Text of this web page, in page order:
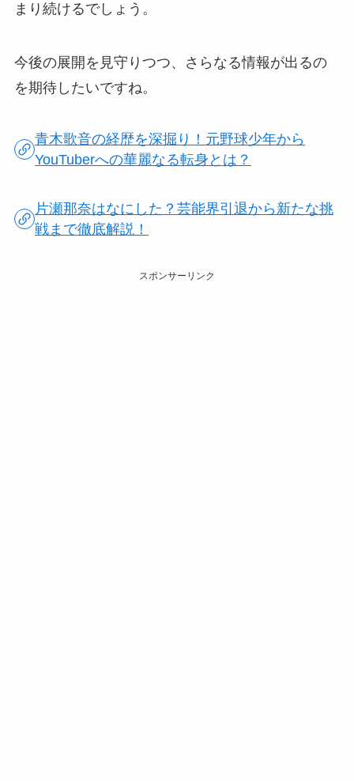
まり続けるでしょう。
今後の展開を見守りつつ、さらなる情報が出るの
を期待したいですね。
青木歌音の経歴を深掘り！元野球少年から
YouTuberへの華麗なる転身とは？
片瀬那奈はなにした？芸能界引退から新たな挑
戦まで徹底解説！
スポンサーリンク